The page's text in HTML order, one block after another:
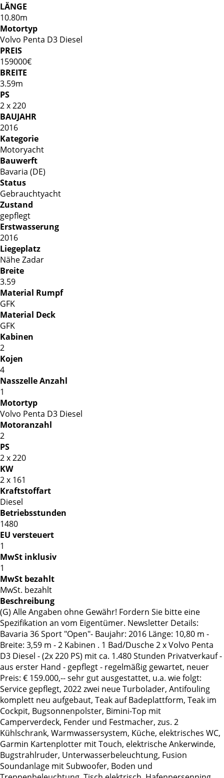
LÄNGE
10.80m
Motortyp
Volvo Penta D3 Diesel
PREIS
159000€
BREITE
3.59m
PS
2 x 220
BAUJAHR
2016
Kategorie
Motoryacht
Bauwerft
Bavaria (DE)
Status
Gebrauchtyacht
Zustand
gepflegt
Erstwasserung
2016
Liegeplatz
Nähe Zadar
Breite
3.59
Material Rumpf
GFK
Material Deck
GFK
Kabinen
2
Kojen
4
Nasszelle Anzahl
1
Motortyp
Volvo Penta D3 Diesel
Motoranzahl
2
PS
2 x 220
KW
2 x 161
Kraftstoffart
Diesel
Betriebsstunden
1480
EU versteuert
1
MwSt inklusiv
1
MwSt bezahlt
MwSt. bezahlt
Beschreibung
(G) Alle Angaben ohne Gewähr! Fordern Sie bitte eine
Spezifikation an vom Eigentümer. Newsletter Details:
Bavaria 36 Sport "Open"- Baujahr: 2016 Länge: 10,80 m -
Breite: 3,59 m - 2 Kabinen . 1 Bad/Dusche 2 x Volvo Penta
D3 Diesel - (2x 220 PS) mit ca. 1.480 Stunden Privatverkauf -
aus erster Hand - gepflegt - regelmäßig gewartet, neuer
Preis: € 159.000,-- sehr gut ausgestattet, u.a. wie folgt:
Service gepflegt, 2022 zwei neue Turbolader, Antifouling
komplett neu aufgebaut, Teak auf Badeplattform, Teak im
Cockpit, Bugsonnenpolster, Bimini-Top mit
Camperverdeck, Fender und Festmacher, zus. 2
Kühlschrank, Warmwassersystem, Küche, elektrisches WC,
Garmin Kartenplotter mit Touch, elektrische Ankerwinde,
Bugstrahlruder, Unterwasserbeleuchtung, Fusion
Soundanlage mit Subwoofer, Boden und